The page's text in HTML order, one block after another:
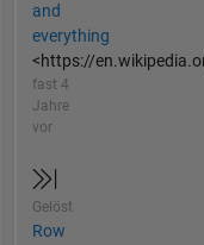
and
everything
<https://
fast 4
Jahre
vor
Gelöst
Row